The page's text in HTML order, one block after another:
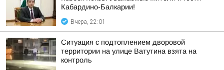
Кабардино-Балкарии!
Вчера, 22:01
Ситуация с подтоплением дворовой
территории на улице Ватутина взята на
контроль